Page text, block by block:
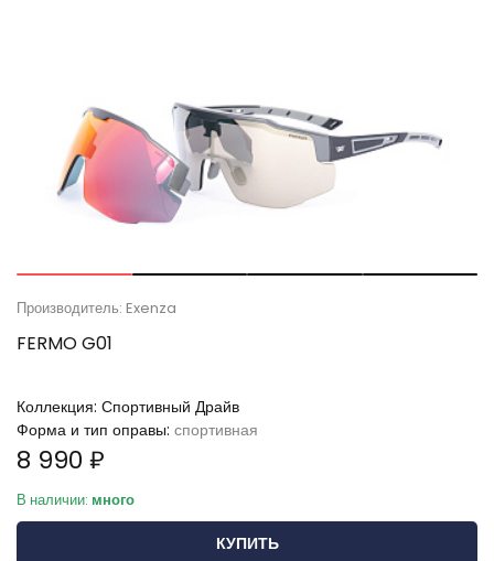
Производитель: Exenza
FERMO G01
Коллекция: Спортивный Драйв
Форма и тип оправы: спортивная
8 990 ₽
В наличии: много
КУПИТЬ